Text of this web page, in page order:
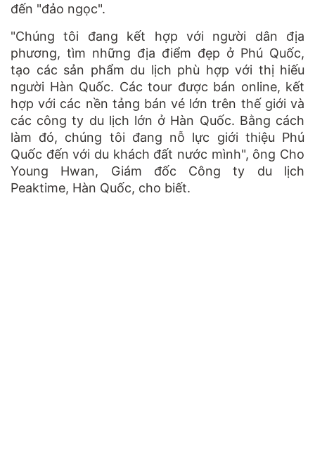
đến "đảo ngọc".
"Chúng tôi đang kết hợp với người dân địa
phương, tìm những địa điểm đẹp ở Phú Quốc,
tạo các sản phẩm du lịch phù hợp với thị hiếu
người Hàn Quốc. Các tour được bán online, kết
hợp với các nền tảng bán vé lớn trên thế giới và
các công ty du lịch lớn ở Hàn Quốc. Bằng cách
làm đó, chúng tôi đang nỗ lực giới thiệu Phú
Quốc đến với du khách đất nước mình", ông Cho
Young Hwan, Giám đốc Công ty du lịch
Peaktime, Hàn Quốc, cho biết.